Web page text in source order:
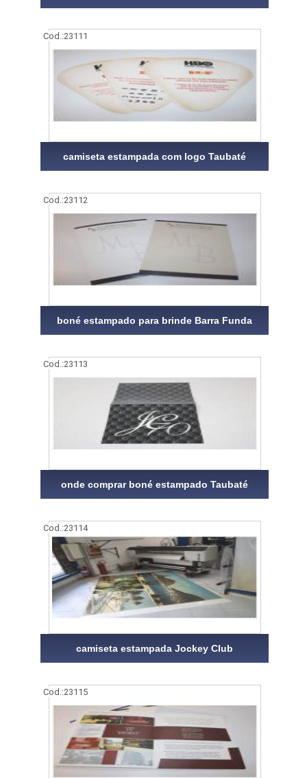
Cod.:23111
camiseta estampada com logo Taubaté
Cod.:23112
boné estampado para brinde Barra Funda
Cod.:23113
onde comprar boné estampado Taubaté
Cod.:23114
camiseta estampada Jockey Club
Cod.:23115